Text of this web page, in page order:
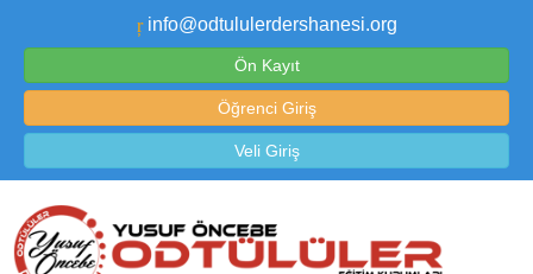
info@odtululerdershanesi.org
Ön Kayıt
Öğrenci Giriş
Veli Giriş